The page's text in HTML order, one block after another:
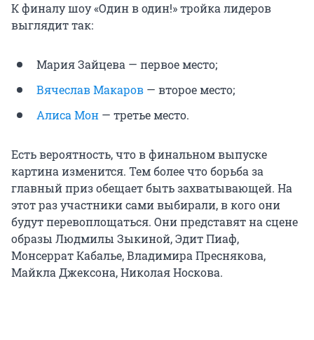
К финалу шоу «Один в один!» тройка лидеров
выглядит так:
Мария Зайцева — первое место;
Вячеслав Макаров — второе место;
Алиса Мон — третье место.
Есть вероятность, что в финальном выпуске
картина изменится. Тем более что борьба за
главный приз обещает быть захватывающей. На
этот раз участники сами выбирали, в кого они
будут перевоплощаться. Они представят на сцене
образы Людмилы Зыкиной, Эдит Пиаф,
Монсеррат Кабалье, Владимира Преснякова,
Майкла Джексона, Николая Носкова.